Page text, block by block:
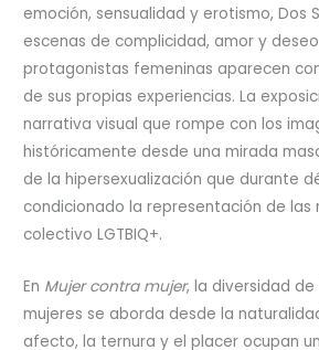
emoción, sensualidad y erotismo, Dos
escenas de complicidad, amor y
protagonistas femeninas aparecen
de sus propias experiencias. La
narrativa visual que rompe con los
históricamente desde una mirada
de la hipersexualización que durante
condicionado la representación de las
colectivo LGTBIQ+.
En Mujer contra mujer, la diversidad
mujeres se aborda desde la
afecto, la ternura y el placer ocupan